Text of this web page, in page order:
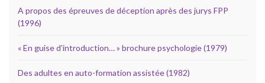
A propos des épreuves de déception après des jurys FPP
(1996)
« En guise d’introduction… » brochure psychologie (1979)
Des adultes en auto-formation assistée (1982)